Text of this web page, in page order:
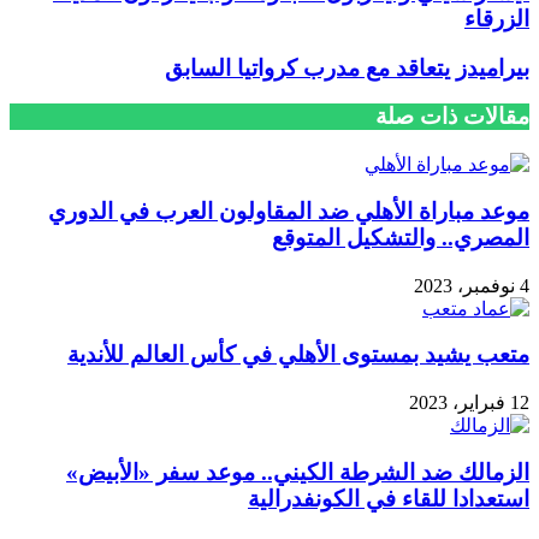
الزرقاء
بيراميدز يتعاقد مع مدرب كرواتيا السابق
مقالات ذات صلة
موعد مباراة الأهلي ضد المقاولون العرب في الدوري
المصري.. والتشكيل المتوقع
4 نوفمبر، 2023
متعب يشيد بمستوى الأهلي في كأس العالم للأندية
12 فبراير، 2023
الزمالك ضد الشرطة الكيني.. موعد سفر «الأبيض»
استعدادا للقاء في الكونفدرالية